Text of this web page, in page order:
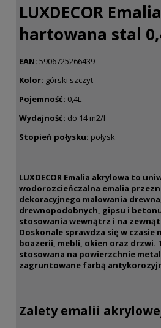
LUXDECOR
hartowana stal
EAN: 5906725266439
Kolor: górski szczyt
Pojemność: 0,4L
Wydajność: do 14 m2/l
Stopień połysku: połysk
LUXDECOR Emalia akrylowa to
wodorozcieńczalna emalia
dekoracyjnego malowania
drewnopodobnych, gipsu i
stosowania wewnątrz i na
Doskonale sprawdza się w czasie
boazerii, mebli, okien oraz drzwi.
stosowana na powierzchnie
zagruntowane farbą
Zalety emalii akrylowej